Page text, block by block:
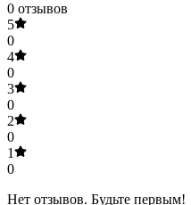
0 отзывов
5
0
4
0
3
0
2
0
1
0
Нет отзывов. Будьте первым!